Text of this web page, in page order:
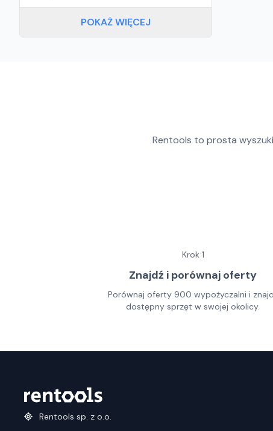
POKAŻ WIĘCEJ
Rentools to prosta
Krok 1
Znajdź i porównaj oferty
Porównaj oferty 900 wypożyczalni i
dostępny sprzęt w swojej okolicy.
Rentools sp. z o.o.